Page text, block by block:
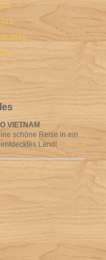
2010
VIETNAM
schöne Reise in ein
Land!